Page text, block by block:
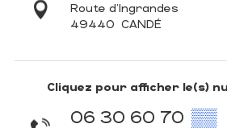
Route d'Ingrandes
49440 CANDÉ
Cliquez pour afficher le(s)
06 30 60 70 ▒▒